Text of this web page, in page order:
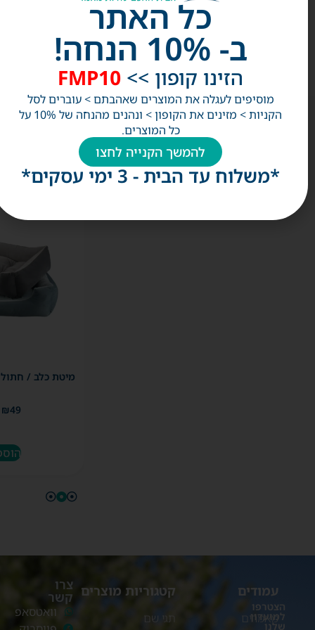
תאהבו
גם
מיטת כלב /
₪49
עמודים
מאמרים
קטגוריות מוצרים
תגי שם
צרו
קשר
וואטסאפ
הצטרפו
למועדון
שלנו
כל האתר
ב- 10% הנחה!
הזינו קופון >> FMP10
מוסיפים לעגלה את המוצרים שאהבתם > עוברים לסל
הקניות > מזינים את הקופון > ונהנים מהנחה של 10% על
כל המוצרים.
להמשך הקנייה לחצו
*משלוח עד הבית - 3 ימי עסקים*